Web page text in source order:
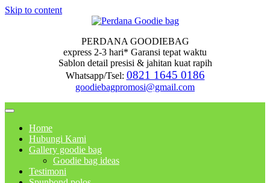
Skip to content
PERDANA GOODIEBAG
express 2-3 hari* Garansi tepat waktu
Sablon detail presisi & jahitan kuat rapih
Whatsapp/Tsel: 0821 1645 0186
goodiebagpromosi@gmail.com
Home
Hubungi Kami
Gallery goodie bag
Goodie bag ideas
Testimoni